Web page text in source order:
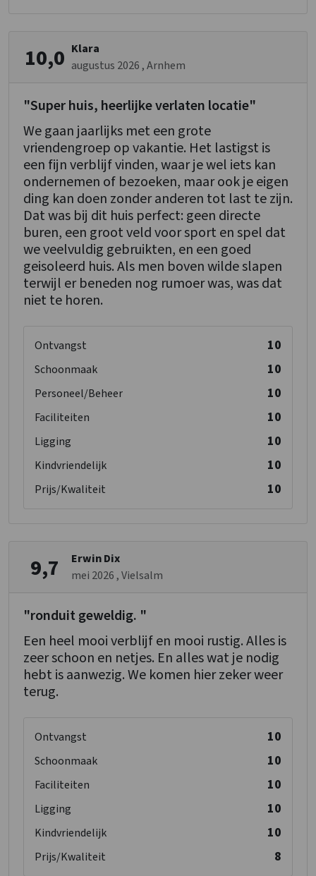
Slaapkamer
Bedden
: 36
Slaapkamers: 16
Overige
Skischool in omgeving
Fiets- en mountainbikeroutes
Wintersport
Kinderfaciliteiten
Kinderbedjes: 2
Kinderstoel: 2
Kinderbox: 0
1-persoonsbed
Slaapkamer 09
Douches: 1
Wastafel : 1
Toiletten: 1
1-persoonsbed: 3
Verdieping 2
Slaapkamer 10
Douches: 1
Wastafel: 1
Toiletten : 1
1-persoonsbed
Slaapkamer 11
Douches
Toiletten: 1
1-persoonsbed
Douches: 1
Kinderbedjes: 1
Slaapkamer 13
Douches: 1
Wastafel : 1
Toiletten: 1
1-persoonsbed: 2
Douches: 1
Wastafel
2-persoons stapelbed
1-persoonsbed
Slaapkamer 15
Douches
10,0 Klara
augustus 2026, Arnhem
"Super huis, heerlijke verlaten locatie"
We gaan jaarlijks met een grote
vriendengroep op vakantie. Het lastigst is
een fijn verblijf vinden, waar je wel iets kan
ondernemen of bezoeken, maar ook je eigen
ding kan doen zonder anderen tot last te zijn.
Dat was bij dit huis perfect: geen directe
buren, een groot veld voor sport en spel dat
we veelvuldig gebruikten, en een goed
geisoleerd huis. Als men boven wilde slapen
terwijl er beneden nog rumoer was, was dat
niet te horen.
Ontvangst 10
Schoonmaak 10
Personeel/Beheer 10
Faciliteiten 10
Ligging 10
Kindvriendelijk 10
Prijs/Kwaliteit 10
9,7
Erwin Dix
mei 2026, Vielsalm
"ronduit geweldig. "
Een heel mooi verblijf en mooi rustig. Alles is
zeer schoon en netjes. En alles wat je nodig
hebt is aanwezig. We komen hier zeker weer
terug.
Ontvangst 10
Schoonmaak 10
Faciliteiten 10
Ligging 10
Kindvriendelijk 10
Prijs/Kwaliteit 8